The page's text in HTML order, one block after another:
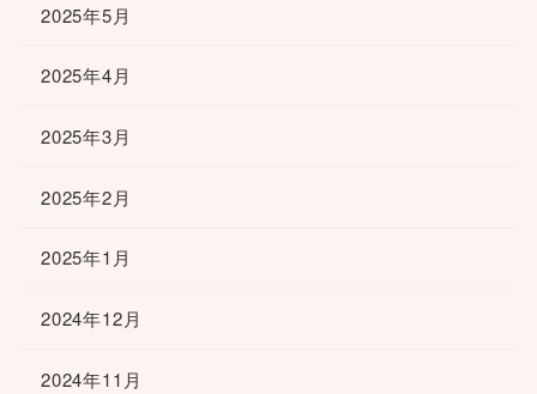
2025年5月
2025年4月
2025年3月
2025年2月
2025年1月
2024年12月
2024年11月